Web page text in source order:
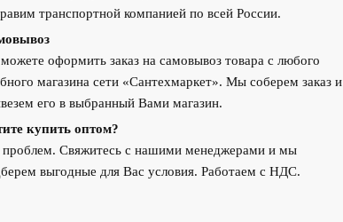
транспортной компанией по всей России.
оформить заказ на самовывоз товара с любого
магазина сети «Сантехмаркет». Мы соберем заказ и
его в выбранный Вами магазин.
купить оптом?
проблем. Свяжитесь с нашими менеджерами и мы
выгодные для Вас условия. Работаем с НДС.